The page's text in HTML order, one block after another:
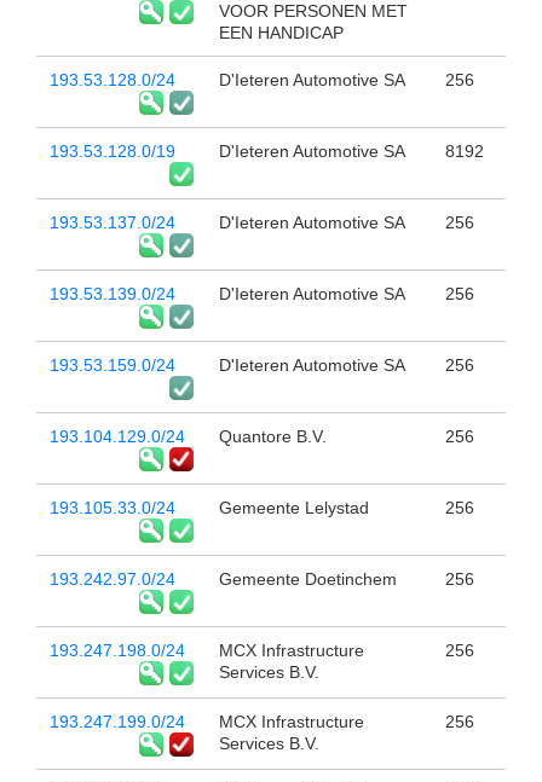
VOOR PERSONEN MET
EEN HANDICAP
193.53.128.0/24 D'Ieteren Automotive SA 256
193.53.128.0/19 D'Ieteren Automotive SA 8192
193.53.137.0/24 D'Ieteren Automotive SA 256
193.53.139.0/24 D'Ieteren Automotive SA 256
193.53.159.0/24 D'Ieteren Automotive SA 256
193.104.129.0/24 Quantore B.V. 256
193.105.33.0/24 Gemeente Lelystad 256
193.242.97.0/24 Gemeente Doetinchem 256
193.247.198.0/24
MCX Infrastructure
Services B.V.
256
193.247.199.0/24
MCX Infrastructure
Services B.V.
256